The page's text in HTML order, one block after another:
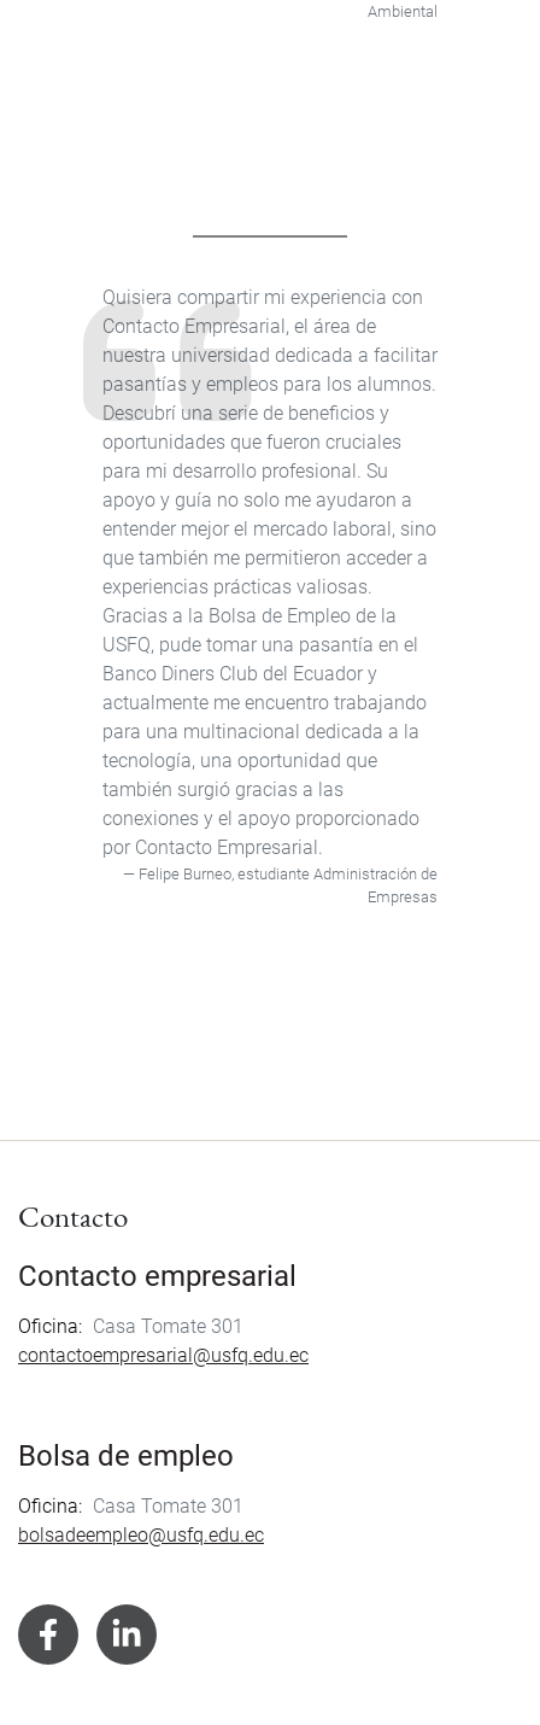
Ambiental
Quisiera compartir mi experiencia con
Contacto Empresarial, el área de
nuestra universidad dedicada a facilitar
pasantías y empleos para los alumnos.
Descubrí una serie de beneficios y
oportunidades que fueron cruciales
para mi desarrollo profesional. Su
apoyo y guía no solo me ayudaron a
entender mejor el mercado laboral, sino
que también me permitieron acceder a
experiencias prácticas valiosas.
Gracias a la Bolsa de Empleo de la
USFQ, pude tomar una pasantía en el
Banco Diners Club del Ecuador y
actualmente me encuentro trabajando
para una multinacional dedicada a la
tecnología, una oportunidad que
también surgió gracias a las
conexiones y el apoyo proporcionado
por Contacto Empresarial.
Felipe Burneo, estudiante Administración de
Empresas
Contacto
Contacto empresarial
Oficina
Casa Tomate 301
contactoempresarial@usfq.edu.ec
Bolsa de empleo
Oficina
Casa Tomate 301
bolsadeempleo@usfq.edu.ec